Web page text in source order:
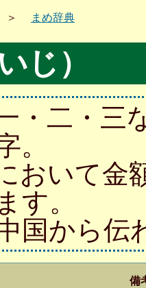
＞ まめ辞典
じ）
・二・三
。
おいて金
す。
国から伝
備